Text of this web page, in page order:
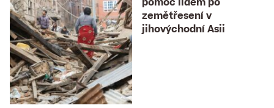
zemětřesení v
jihovýchodní Asii